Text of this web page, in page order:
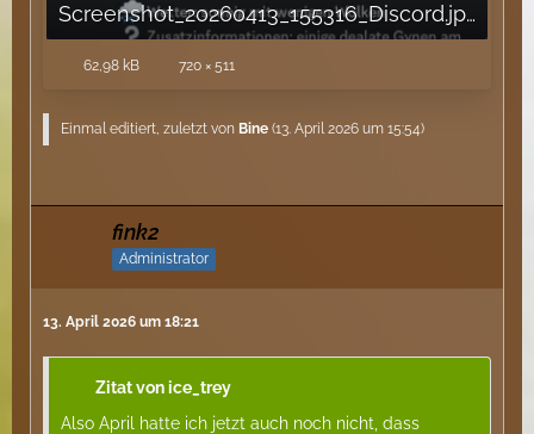
Screenshot_20260413_155316_Discord.jpg
62,98 kB 720 × 511
Einmal editiert, zuletzt von Bine (13. April 2026 um 15:54)
fink2
Administrator
13. April 2026 um 18:21
Zitat von ice_trey
Also April hatte ich jetzt auch noch nicht, dass